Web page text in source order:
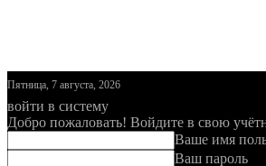
Пятница, 7 августа, 2026
войти в систему
Добро пожаловать! Войдите в свою
Ваше имя
Ваш пароль